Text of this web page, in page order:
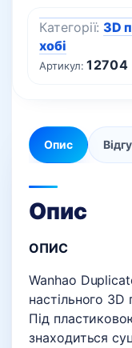
Артикул:12704
Категорії: 3D
хобі
Опис
Опис
ОПИС
Wanhao
настільного
Під
знаходиться